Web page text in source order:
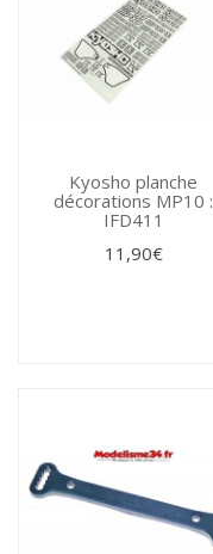
Kyosho planche
décorations MP10 :
IFD411
11,90€